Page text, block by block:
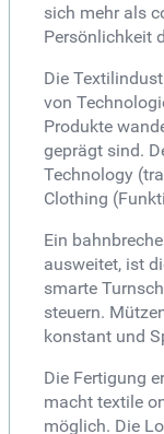
sich mehr als
Persönlichkeit
Die
von
Produkte
geprägt sind.
Technology
Clothing
Ein
ausweitet, ist
smarte
steuern.
konstant und
Die Fertigung
macht textile
möglich. Die